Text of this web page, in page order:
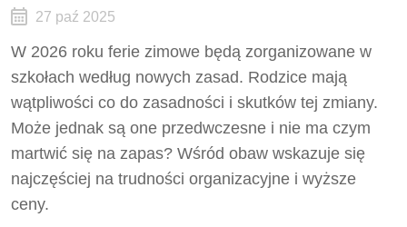
27 paź 2025
W 2026 roku ferie zimowe będą zorganizowane w
szkołach według nowych zasad. Rodzice mają
wątpliwości co do zasadności i skutków tej zmiany.
Może jednak są one przedwczesne i nie ma czym
martwić się na zapas? Wśród obaw wskazuje się
najczęściej na trudności organizacyjne i wyższe
ceny.